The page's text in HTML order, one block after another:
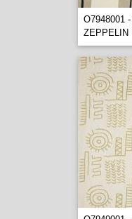
O7948001 -
ZEPPELIN